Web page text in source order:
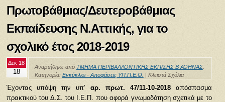
Πρωτοβάθμιας/Δευτεροβάθμιας
Εκπαίδευσης Ν.Αττικής, για το
σχολικό έτος 2018-2019
Δεκ 18
18
Αναρτήθηκε από ΤΜΗΜΑ ΠΕΡΙΒΑΛΛΟΝΤΙΚΗΣ ΕΚΠ/ΣΗΣ Β ΑΘΗΝΑΣ.
Κατηγορία: Εγκύκλιοι - Αποφάσεις ΥΠ.Π.Ε.Θ. | Κλειστά Σχόλια
Έχοντας υπόψη την υπ’ αρ. πρωτ. 47/11-10-2018 απόσπασμα
πρακτικού του Δ.Σ. του Ι.Ε.Π. που αφορά γνωμοδότηση σχετικά με το